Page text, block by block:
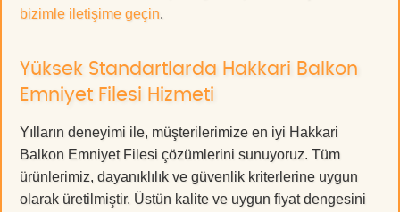
bizimle iletişime geçin.
Yüksek Standartlarda Hakkari Balkon
Emniyet Filesi Hizmeti
Yılların deneyimi ile, müşterilerimize en iyi Hakkari
Balkon Emniyet Filesi çözümlerini sunuyoruz. Tüm
ürünlerimiz, dayanıklılık ve güvenlik kriterlerine uygun
olarak üretilmiştir. Üstün kalite ve uygun fiyat dengesini